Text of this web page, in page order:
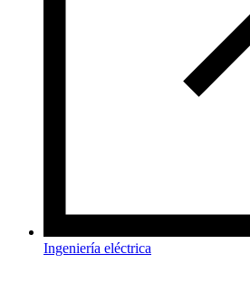
Ingeniería eléctrica